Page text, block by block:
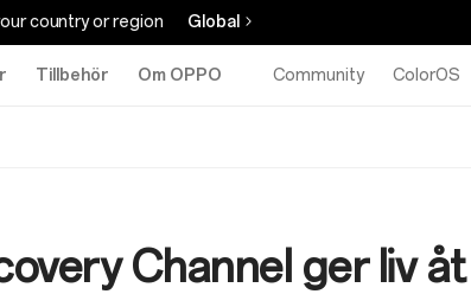
country or region Global
Tillbehör Om OPPO Community ColorOS
Channel ger liv åt